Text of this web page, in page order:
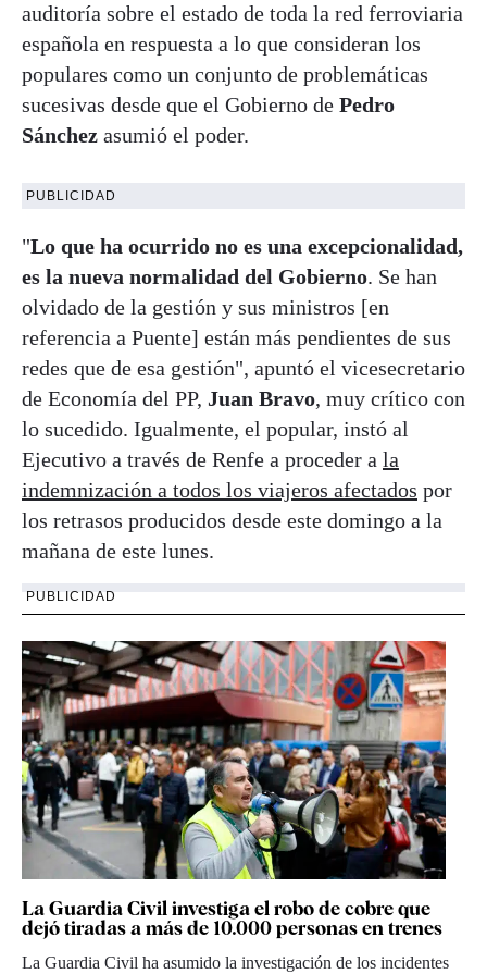
auditoría sobre el estado de toda la red ferroviaria
española en respuesta a lo que consideran los
populares como un conjunto de problemáticas
sucesivas desde que el Gobierno de Pedro
Sánchez asumió el poder.
PUBLICIDAD
"Lo que ha ocurrido no es una excepcionalidad,
es la nueva normalidad del Gobierno. Se han
olvidado de la gestión y sus ministros [en
referencia a Puente] están más pendientes de sus
redes que de esa gestión", apuntó el vicesecretario
de Economía del PP, Juan Bravo, muy crítico con
lo sucedido. Igualmente, el popular, instó al
Ejecutivo a través de Renfe a proceder a la
indemnización a todos los viajeros afectados por
los retrasos producidos desde este domingo a la
mañana de este lunes.
PUBLICIDAD
La Guardia Civil investiga el robo de cobre que
dejó tiradas a más de 10.000 personas en trenes
La Guardia Civil ha asumido la investigación de los incidentes